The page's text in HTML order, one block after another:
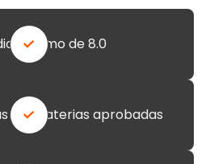
mínimo de 8.0
las materias aprobadas